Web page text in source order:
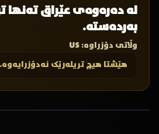
لە دەرەوەی عێراق تەنها
بەردەستە.
وڵاتی دۆزراوە:US
هێشتا هیچ تریلەرێک نەدۆزرایەوە.